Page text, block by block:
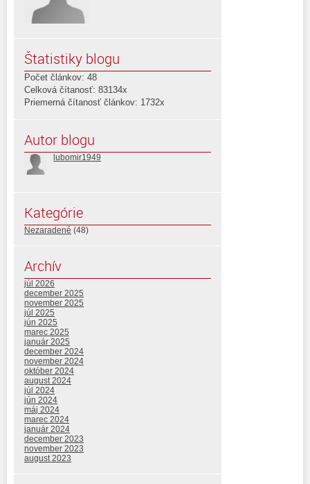
Štatistiky blogu
Počet článkov: 48
Celková čítanosť: 83134x
Priemerná čítanosť článkov: 1732x
Autor blogu
lubomir1949
Kategórie
Nezaradené (48)
Archív
júl 2026
december 2025
november 2025
júl 2025
jún 2025
marec 2025
január 2025
december 2024
november 2024
október 2024
august 2024
júl 2024
jún 2024
máj 2024
marec 2024
január 2024
december 2023
november 2023
august 2023